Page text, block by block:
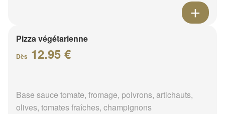
Pizza végétarienne
Dès 12.95 €
Base sauce tomate, fromage, poivrons, artichauts,
olives, tomates fraîches, champignons